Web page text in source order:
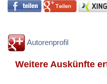
Autorenprofil
Weitere Auskünfte